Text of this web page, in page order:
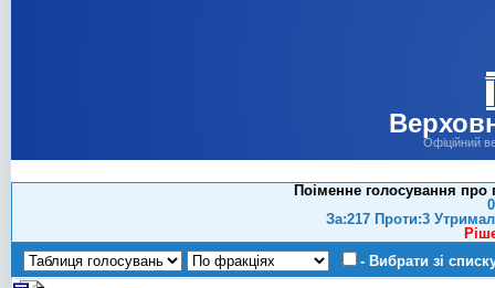
Офіційний
Поіменне голосування
За:217 Проти:3
- Вибрати зі